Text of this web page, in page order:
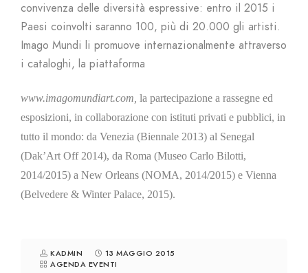
convivenza delle diversità espressive: entro il 2015 i
Paesi coinvolti saranno 100, più di 20.000 gli artisti.
Imago Mundi li promuove internazionalmente attraverso
i cataloghi, la piattaforma
www.imagomundiart.com, la partecipazione a rassegne ed
esposizioni, in collaborazione con istituti privati e pubblici, in
tutto il mondo: da Venezia (Biennale 2013) al Senegal
(Dak’Art Off 2014), da Roma (Museo Carlo Bilotti,
2014/2015) a New Orleans (NOMA, 2014/2015) e Vienna
(Belvedere & Winter Palace, 2015).
KADMIN
13 MAGGIO 2015
AGENDA EVENTI